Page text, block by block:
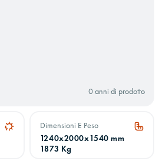
0 anni di prodotto
Dimensioni E Peso
1240x2000x1540 mm
1873 Kg